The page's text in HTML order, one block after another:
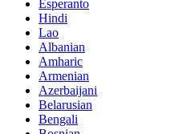
Esperanto
Hindi
Lao
Albanian
Amharic
Armenian
Azerbaijani
Belarusian
Bengali